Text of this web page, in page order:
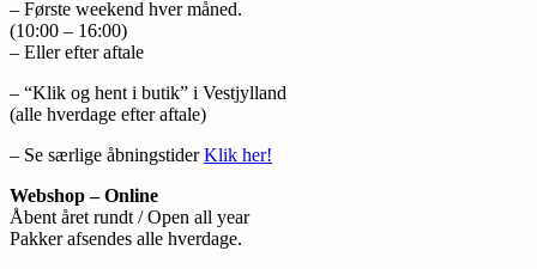
– Første weekend hver måned.
(10:00 – 16:00)
– Eller efter aftale
– “Klik og hent i butik” i Vestjylland
(alle hverdage efter aftale)
– Se særlige åbningstiderKlik her!
Webshop – Online
Åbent året rundt / Open all year
Pakker afsendes alle hverdage.